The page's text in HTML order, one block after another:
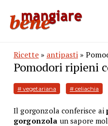
Ricette » antipasti »
Pomodori ripieni
# vegetariana # celiachia
Il gorgonzola conferisce ai
gorgonzola un sapore